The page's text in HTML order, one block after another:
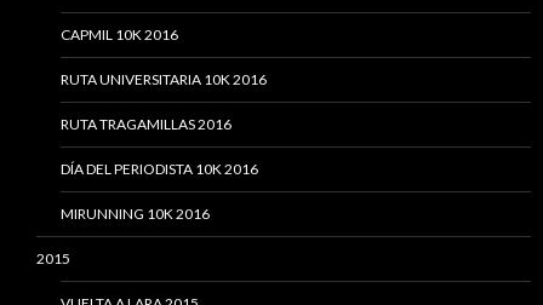
CAPMIL 10K 2016
RUTA UNIVERSITARIA 10K 2016
RUTA TRAGAMILLAS 2016
DÍA DEL PERIODISTA 10K 2016
MIRUNNING 10K 2016
2015